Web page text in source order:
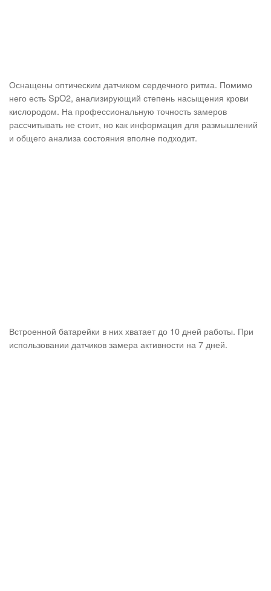
Оснащены оптическим датчиком сердечного ритма. Помимо
него есть SpO2, анализирующий степень насыщения крови
кислородом. На профессиональную точность замеров
рассчитывать не стоит, но как информация для размышлений
и общего анализа состояния вполне подходит.
Встроенной батарейки в них хватает до 10 дней работы. При
использовании датчиков замера активности на 7 дней.